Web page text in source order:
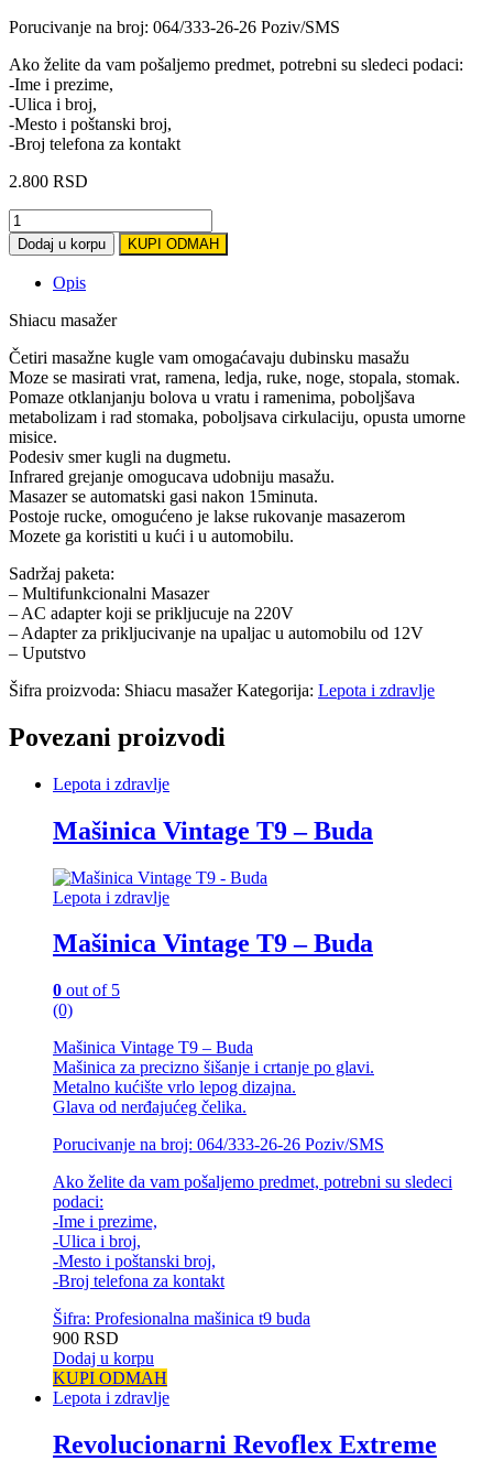
Porucivanje na broj: 064/333-26-26 Poziv/SMS
Ako želite da vam pošaljemo predmet, potrebni su sledeci podaci:
-Ime i prezime,
-Ulica i broj,
-Mesto i poštanski broj,
-Broj telefona za kontakt
2.800 RSD
Shiacu
masažer
quantity
Dodaj u korpu KUPI ODMAH
Opis
Shiacu masažer
Četiri masažne kugle vam omogaćavaju dubinsku masažu
Moze se masirati vrat, ramena, ledja, ruke, noge, stopala, stomak.
Pomaze otklanjanju bolova u vratu i ramenima, poboljšava
metabolizam i rad stomaka, poboljsava cirkulaciju, opusta umorne
misice.
Podesiv smer kugli na dugmetu.
Infrared grejanje omogucava udobniju masažu.
Masazer se automatski gasi nakon 15minuta.
Postoje rucke, omogućeno je lakse rukovanje masazerom
Mozete ga koristiti u kući i u automobilu.
Sadržaj paketa:
– Multifunkcionalni Masazer
– AC adapter koji se prikljucuje na 220V
– Adapter za prikljucivanje na upaljac u automobilu od 12V
– Uputstvo
Šifra proizvoda: Shiacu masažer Kategorija: Lepota i zdravlje
Povezani proizvodi
Lepota i zdravlje
Mašinica Vintage T9 – Buda
Lepota i zdravlje
Mašinica Vintage T9 – Buda
0 out of 5
(0)
Mašinica Vintage T9 – Buda
Mašinica za precizno šišanje i crtanje po glavi.
Metalno kućište vrlo lepog dizajna.
Glava od nerđajućeg čelika.
Porucivanje na broj: 064/333-26-26 Poziv/SMS
Ako želite da vam pošaljemo predmet, potrebni su sledeci
podaci:
-Ime i prezime,
-Ulica i broj,
-Mesto i poštanski broj,
-Broj telefona za kontakt
Šifra: Profesionalna mašinica t9 buda
900 RSD
Dodaj u korpu
KUPI ODMAH
Lepota i zdravlje
Revolucionarni Revoflex Extreme